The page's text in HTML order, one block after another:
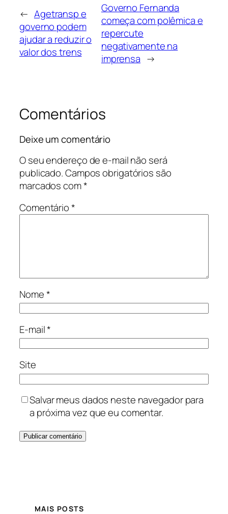
← Agetransp e
governo podem
ajudar a reduzir o
valor dos trens
Governo Fernanda
começa com polêmica e
repercute
negativamente na
imprensa →
Comentários
Deixe um comentário
O seu endereço de e-mail não será
publicado.Campos obrigatórios são
marcados com*
Comentário*
Nome*
E-mail*
Site
Salvar meus dados neste navegador para
a próxima vez que eu comentar.
MAIS POSTS